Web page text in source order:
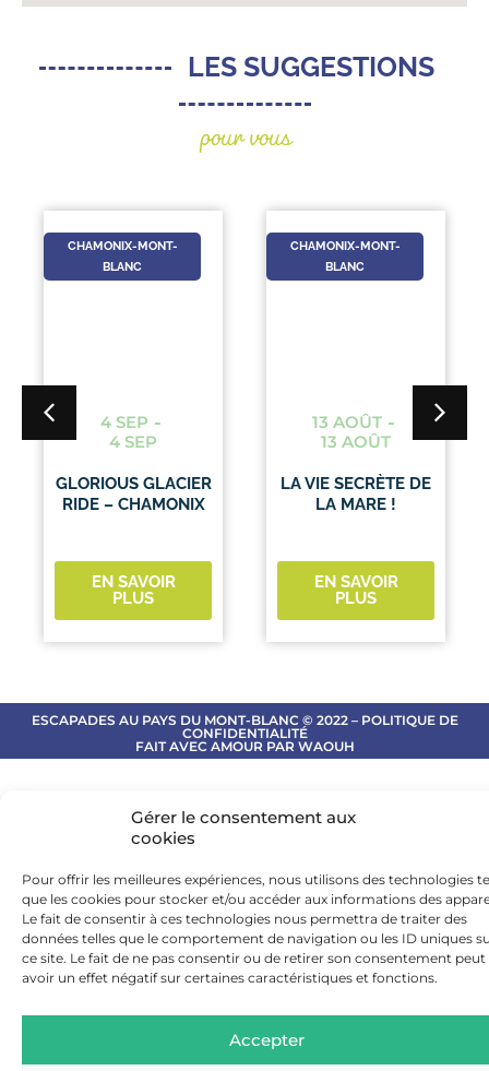
Gérer le consentement aux
cookies
Pour offrir les meilleures expériences, nous utilisons des technologies
que les cookies pour stocker et/ou accéder aux informations des
Le fait de consentir à ces technologies nous permettra de traiter des
données telles que le comportement de navigation ou les ID uniques
ce site. Le fait de ne pas consentir ou de retirer son consentement peut
avoir un effet négatif sur certaines caractéristiques et fonctions.
Accepter
LES SUGGESTIONS
pour vous
CHAMONIX-MONT-
BLANC
4 SEP -
4 SEP
GLORIOUS GLACIER
RIDE – CHAMONIX
EN SAVOIR
PLUS
CHAMONIX-MONT-
BLANC
13 AOÛT -
13 AOÛT
LA VIE SECRÈTE DE
LA MARE !
EN SAVOIR
PLUS
ESCAPADES AU PAYS DU MONT-BLANC © 2022 – POLITIQUE DE
CONFIDENTIALITÉ
FAIT AVEC AMOUR PAR WAOUH